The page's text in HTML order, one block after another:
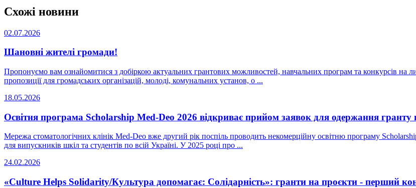
Схожі новини
02.07.2026
Шановні жителі громади!
Пропонуємо вам ознайомитися з добіркою актуальних грантових можливостей, навчальних програм та конкурсів на
пропозиції для громадських організацій, молоді, комунальних установ, о ...
18.05.2026
Освітня програма Scholarship Med-Deo 2026 відкриває прийом заявок для одержання гранту
Мережа стоматологічних клінік Med-Deo вже другий рік поспіль проводить некомерційну освітню програму
для випускників шкіл та студентів по всій Україні. У 2025 році про ...
24.02.2026
«Culture Helps Solidarity/Культура допомагає: Солідарність»: гранти на проєкти - перший